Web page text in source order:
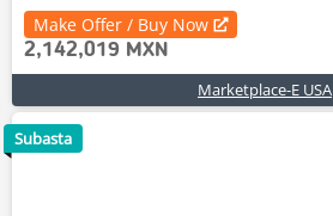
Make Offer / Buy Now
2,142,019 MXN
Marketplace-E USA
Subasta